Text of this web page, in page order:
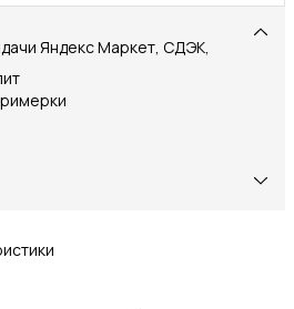
Яндекс Маркет, СДЭК,